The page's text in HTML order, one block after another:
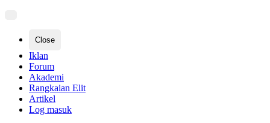
Close
Iklan
Forum
Akademi
Rangkaian Elit
Artikel
Log masuk